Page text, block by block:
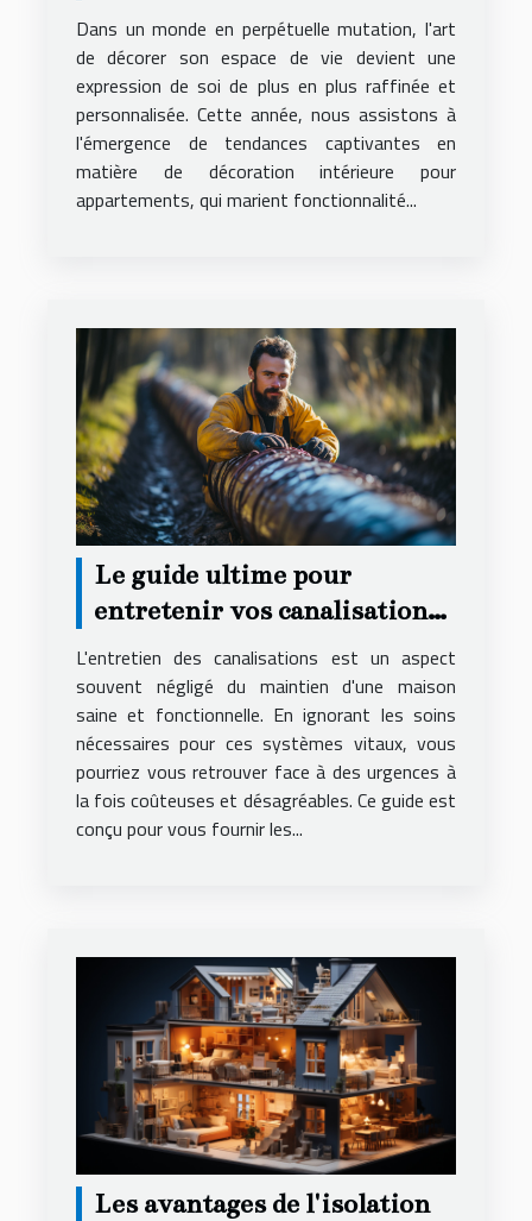
intérieure pour
appartements
Dans un monde en perpétuelle mutation, l'art
de décorer son espace de vie devient une
expression de soi de plus en plus raffinée et
personnalisée. Cette année, nous assistons à
l'émergence de tendances captivantes en
matière de décoration intérieure pour
appartements, qui marient fonctionnalité...
Le guide ultime pour
entretenir vos canalisations
et éviter les urgences
L'entretien des canalisations est un aspect
souvent négligé du maintien d'une maison
saine et fonctionnelle. En ignorant les soins
nécessaires pour ces systèmes vitaux, vous
pourriez vous retrouver face à des urgences à
la fois coûteuses et désagréables. Ce guide est
conçu pour vous fournir les...
Les avantages de l'isolation